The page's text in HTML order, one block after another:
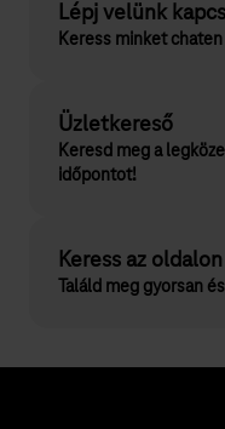
Lépj velünk
Keress minket
Üzletkereső
Keresd meg a
időpontot!
Keress az oldalon
Találd meg gyorsan